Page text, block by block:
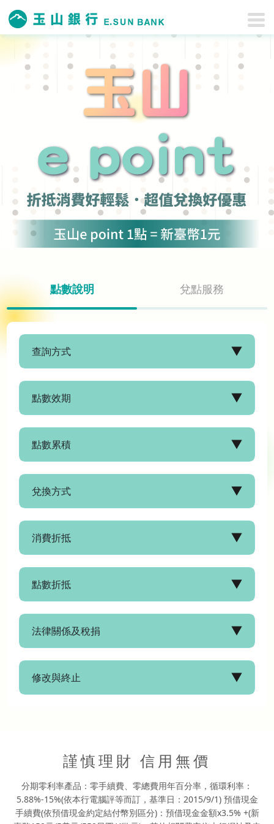
點數說明 兌點服務
查詢方式
點數效期
點數累積
兌換方式
消費折抵
點數折抵
法律關係及稅捐
修改與終止
謹慎理財 信用無價
分期零利率產品：零手續費、零總費用年百分率，循環利率：
5.88%-15%(依本行電腦評等而訂，基準日：2015/9/1) 預借現金
手續費(依預借現金約定結付幣別區分)：預借現金金額x3.5% +(新